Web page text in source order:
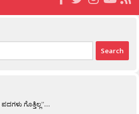
ಗೊತ್ತಿಲ್ಲ”…